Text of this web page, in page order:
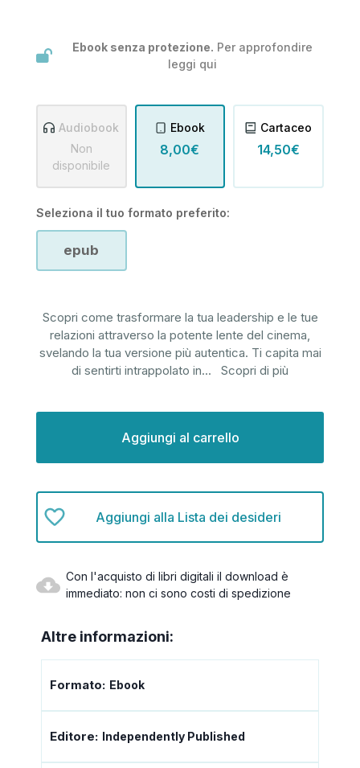
Ebook senza protezione. Per approfondire
leggi qui
Audiobook
Non
disponibile
Ebook
8,00€
Cartaceo
14,50€
Seleziona il tuo formato preferito:
epub
Scopri come trasformare la tua leadership e le tue
relazioni attraverso la potente lente del cinema,
svelando la tua versione più autentica. Ti capita mai
di sentirti intrappolato in... Scopri di più
Aggiungi alla Lista dei desideri
Con l'acquisto di libri digitali il download è
immediato: non ci sono costi di spedizione
Altre informazioni:
Formato: Ebook
Editore: Independently Published